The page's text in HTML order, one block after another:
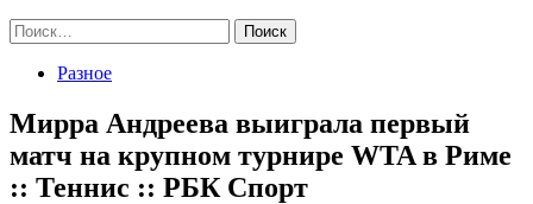
Найти:
Разное
Мирра Андреева выиграла первый
матч на крупном турнире WTA в Риме
:: Теннис :: РБК Спорт